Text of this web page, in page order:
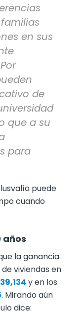
en sus
de
que a su
para
puede
cuando
años
la ganancia
viviendas en
y en los
. Mirando aún
dice: